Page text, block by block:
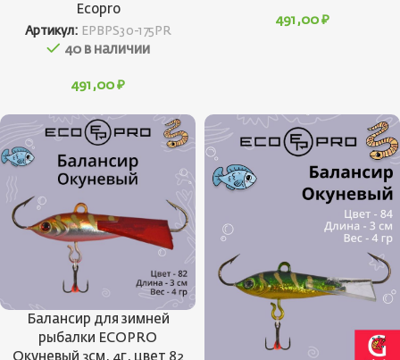
Ecopro
Артикул: EPBPS30-175PR
40 в наличии
491,00 ₽
491,00 ₽
Балансир для зимней
рыбалки ECOPRO
Окуневый 3см, 4г, цвет 82